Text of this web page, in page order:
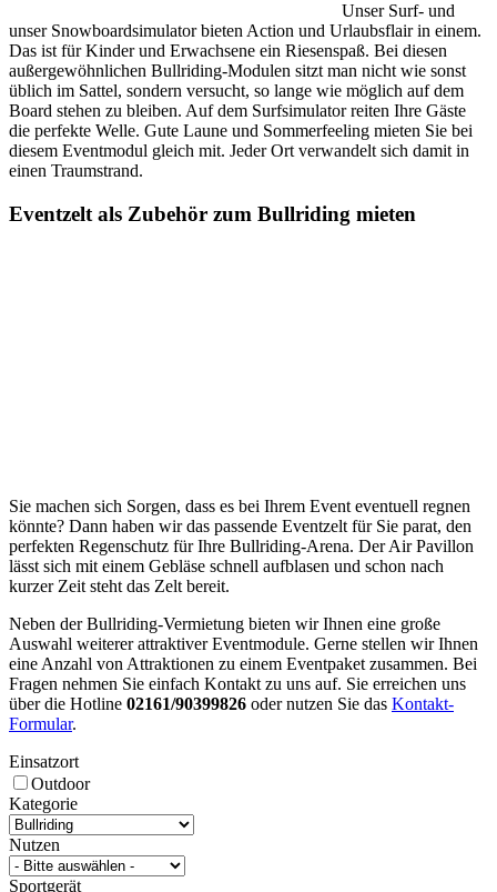
Unser Surf- und
unser Snowboardsimulator bieten Action und Urlaubsflair in einem.
Das ist für Kinder und Erwachsene ein Riesenspaß. Bei diesen
außergewöhnlichen Bullriding-Modulen sitzt man nicht wie sonst
üblich im Sattel, sondern versucht, so lange wie möglich auf dem
Board stehen zu bleiben. Auf dem Surfsimulator reiten Ihre Gäste
die perfekte Welle. Gute Laune und Sommerfeeling mieten Sie bei
diesem Eventmodul gleich mit. Jeder Ort verwandelt sich damit in
einen Traumstrand.
Eventzelt als Zubehör zum Bullriding mieten
Sie machen sich Sorgen, dass es bei Ihrem Event eventuell regnen
könnte? Dann haben wir das passende Eventzelt für Sie parat, den
perfekten Regenschutz für Ihre Bullriding-Arena. Der Air Pavillon
lässt sich mit einem Gebläse schnell aufblasen und schon nach
kurzer Zeit steht das Zelt bereit.
Neben der Bullriding-Vermietung bieten wir Ihnen eine große
Auswahl weiterer attraktiver Eventmodule. Gerne stellen wir Ihnen
eine Anzahl von Attraktionen zu einem Eventpaket zusammen. Bei
Fragen nehmen Sie einfach Kontakt zu uns auf. Sie erreichen uns
über die Hotline 02161/90399826 oder nutzen Sie das Kontakt-
Formular.
Einsatzort
Outdoor
Kategorie
Nutzen
Sportgerät